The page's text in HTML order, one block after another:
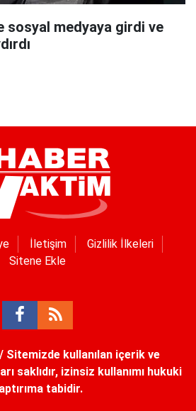
sosyal medyaya girdi ve
İletişim
Gizlilik İlkeleri
Sitene Ekle
Sitemizde kullanılan içerik ve
saklıdır, izinsiz kullanımı hukuki
tabidir.